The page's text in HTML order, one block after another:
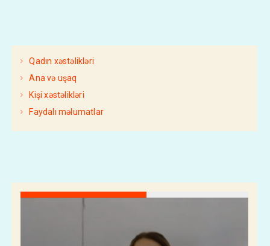
Qadın xəstəlikləri
Ana və uşaq
Kişi xəstəlikləri
Faydalı məlumatlar